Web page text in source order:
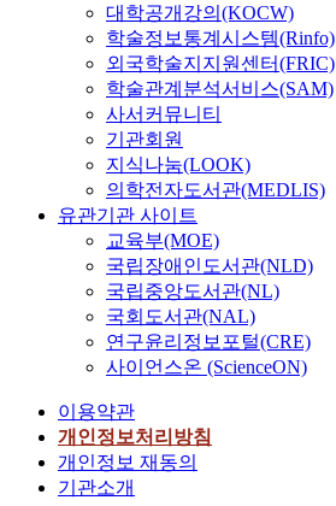
대학공개강의(KOCW)
학술정보통계시스템(Rinfo)
외국학술지지원센터(FRIC)
학술관계분석서비스(SAM)
사서커뮤니티
기관회원
지식나눔(LOOK)
의학전자도서관(MEDLIS)
유관기관 사이트
교육부(MOE)
국립장애인도서관(NLD)
국립중앙도서관(NL)
국회도서관(NAL)
연구윤리정보포털(CRE)
사이언스온 (ScienceON)
이용약관
개인정보처리방침
개인정보 재동의
기관소개